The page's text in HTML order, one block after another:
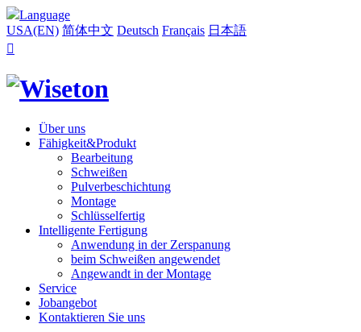
Language
USA(EN) 简体中文 Deutsch Français 日本語

Über uns
Fähigkeit&Produkt
Bearbeitung
Schweißen
Pulverbeschichtung
Montage
Schlüsselfertig
Intelligente Fertigung
Anwendung in der Zerspanung
beim Schweißen angewendet
Angewandt in der Montage
Service
Jobangebot
Kontaktieren Sie uns